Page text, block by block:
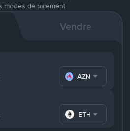
modes de paiement
Vendre
AZN
ETH